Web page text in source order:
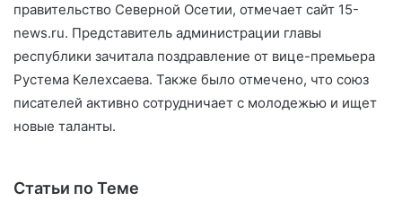
правительство Северной Осетии, отмечает сайт 15-
news.ru. Представитель администрации главы
республики зачитала поздравление от вице-премьера
Рустема Келехсаева. Также было отмечено, что союз
писателей активно сотрудничает с молодежью и ищет
новые таланты.
Статьи по Теме